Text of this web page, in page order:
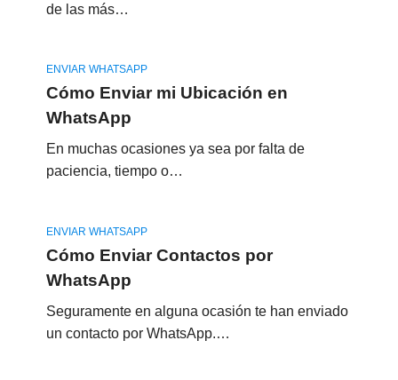
de las más…
ENVIAR WHATSAPP
Cómo Enviar mi Ubicación en
WhatsApp
En muchas ocasiones ya sea por falta de
paciencia, tiempo o…
ENVIAR WHATSAPP
Cómo Enviar Contactos por
WhatsApp
Seguramente en alguna ocasión te han enviado
un contacto por WhatsApp.…